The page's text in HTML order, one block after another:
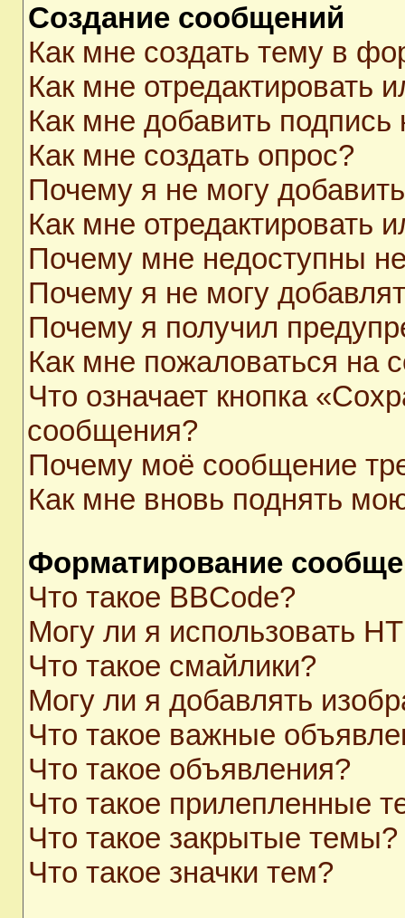
Создание сообщений
Как мне создать тему в
Как мне отредактировать
Как мне добавить
Как мне создать опрос?
Почему я не могу
Как мне отредактировать
Почему мне недоступны
Почему я не могу
Почему я получил
Как мне пожаловаться на
Что означает кнопка
сообщения?
Почему моё сообщение
Как мне вновь поднять
Форматирование
Что такое BBCode?
Могу ли я использовать
Что такое смайлики?
Могу ли я добавлять
Что такое важные
Что такое объявления?
Что такое прилепленные
Что такое закрытые темы?
Что такое значки тем?